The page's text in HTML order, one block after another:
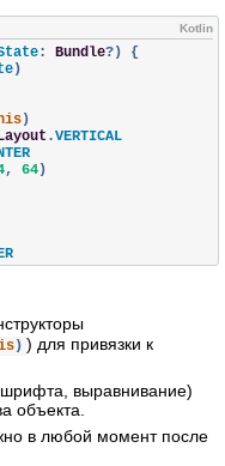
Kotlin
: Bundle?)
{
)
)
.VERTICAL
, 64)
(можно вызвать позже)
через 2 секунды!"
) ) для привязки к
выравнивание)
объекта.
в любой момент после